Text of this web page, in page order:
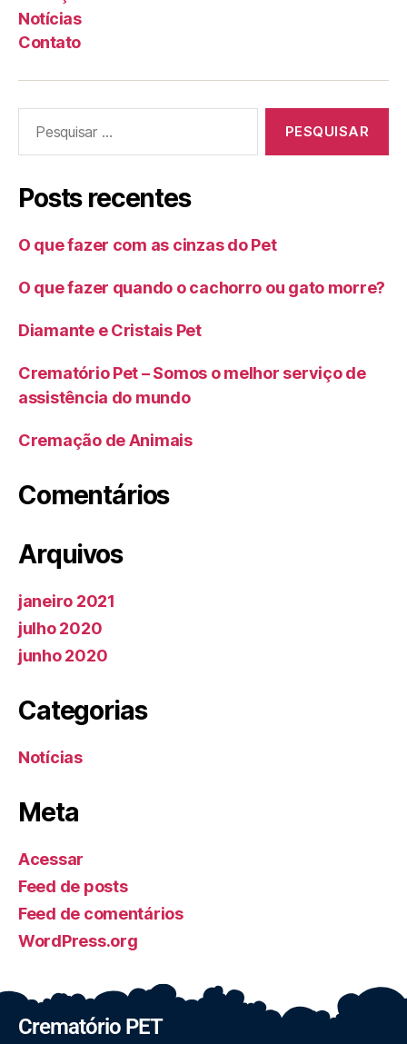
Notícias
Contato
Posts recentes
O que fazer com as cinzas do Pet
O que fazer quando o cachorro ou gato morre?
Diamante e Cristais Pet
Crematório Pet – Somos o melhor serviço de
assistência do mundo
Cremação de Animais
Comentários
Arquivos
janeiro 2021
julho 2020
junho 2020
Categorias
Notícias
Meta
Acessar
Feed de posts
Feed de comentários
WordPress.org
Crematório PET